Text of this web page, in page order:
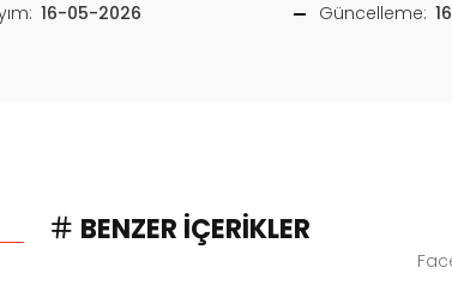
16-05-2026 Güncelleme:
BENZER İÇERIKLER